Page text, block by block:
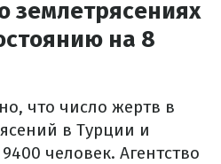
землетрясениях
на 8
что число жертв в
в Турции и
человек. Агентство